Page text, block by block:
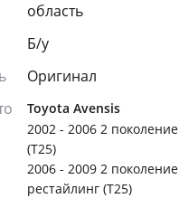
область
Б/y
Оригинал
Toyota Avensis
2002 - 2006 2 поколение
(T25)
2006 - 2009 2 поколение
рестайлинг (T25)